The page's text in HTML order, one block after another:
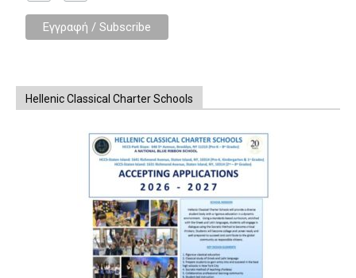
Hellenic Classical Charter Schools